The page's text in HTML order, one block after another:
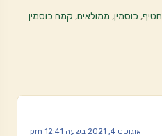
חטיף, כוסמין, ממולאים, קמח כוסמין
אוגוסט 4, 2021 בשעה 12:41 pm